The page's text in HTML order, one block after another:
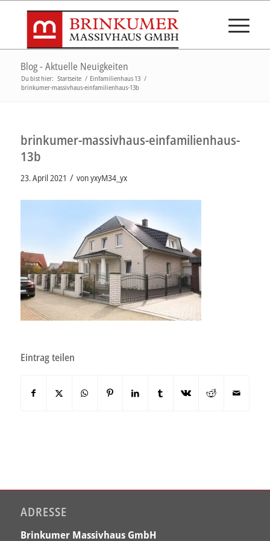
Blog - Aktuelle Neuigkeiten
Du bist hier: Startseite / Einfamilienhaus 13 /
brinkumer-massivhaus-einfamilienhaus-13b
brinkumer-massivhaus-einfamilienhaus-
13b
23. April 2021 / vonyxyM34_yx
Eintrag teilen
ADRESSE
Brinkumer Massivhaus GmbH